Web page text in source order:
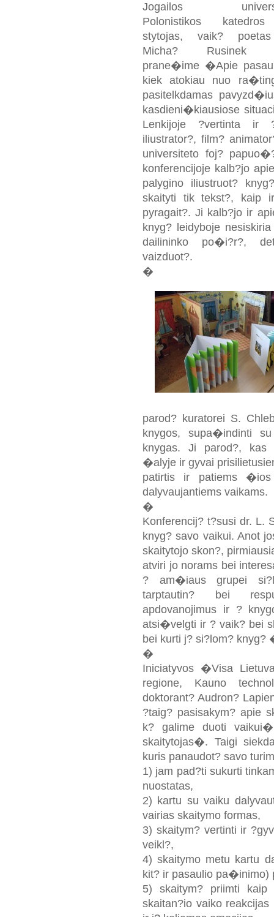
Jogailos
Polonistikos
stytojas, vaik?
Micha? Rusinek
prane�ime �Apie
kiek atokiau nuo
pasitelkdamas
kasdieni�kiausiose
Lenkijoje ?vertinta ir
iliustrator?, film?
universiteto foj?
konferencijoje kalb?jo
palygino iliustruot?
skaityti tik tekst?, kaip
pyragait?. Ji kalb?jo ir
knyg? leidyboje
dailininko po�i?r?,
vaizduot?.
�
parod? kuratorei S.
knygos, supa�indinti
knygas. Ji parod?, kas
�alyje ir gyvai
patirtis ir patiems �ios
dalyvaujantiems vaikams.
�
Konferencij? t?susi dr. L.
knyg? savo vaikui. Anot
skaitytojo skon?,
atviri jo norams bei
? am�iaus grupei
tarptautin? bei
apdovanojimus ir ?
atsi�velgti ir ? vaik? bei
bei kurti j? si?lom?
�
Iniciatyvos �Visa
regione, Kauno
doktorant? Audron?
?taig? pasisakym? apie
k? galime duoti
skaitytojas�. Taigi
kuris panaudot? savo
1) jam pad?ti sukurti
nuostatas,
2) kartu su vaiku
vairias skaitymo formas,
3) skaitym? vertinti ir
veikl?,
4) skaitymo metu kartu
kit? ir pasaulio pa�inimo)
5) skaitym? priimti
skaitan?io vaiko